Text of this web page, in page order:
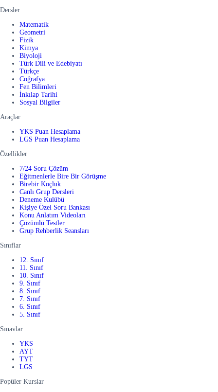
Dersler
Matematik
Geometri
Fizik
Kimya
Biyoloji
Türk Dili ve Edebiyatı
Türkçe
Coğrafya
Fen Bilimleri
İnkılap Tarihi
Sosyal Bilgiler
Araçlar
YKS Puan Hesaplama
LGS Puan Hesaplama
Özellikler
7/24 Soru Çözüm
Eğitmenlerle Bire Bir Görüşme
Birebir Koçluk
Canlı Grup Dersleri
Deneme Kulübü
Kişiye Özel Soru Bankası
Konu Anlatım Videoları
Çözümlü Testler
Grup Rehberlik Seansları
Sınıflar
12. Sınıf
11. Sınıf
10. Sınıf
9. Sınıf
8. Sınıf
7. Sınıf
6. Sınıf
5. Sınıf
Sınavlar
YKS
AYT
TYT
LGS
Popüler Kurslar